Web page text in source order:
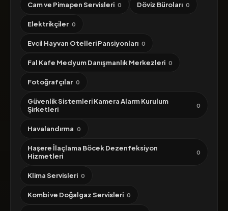
Cam ve Pimapen Servisleri 0 Döviz Büroları 0
Elektrikçiler 0
Evcil Hayvan Otelleri Pansiyonları 0
Fal Kafe Medyum Danışmanlık Merkezleri 0
Fotoğrafçılar 0
Güvenlik Sistemleri Kamera Alarm Kurulum
Şirketleri
0
Havalandırma 0
Haşere İlaçlama Böcek Dezenfeksiyon
Hizmetleri
0
Klima Servisleri 0
Kombi ve Doğalgaz Servisleri 0